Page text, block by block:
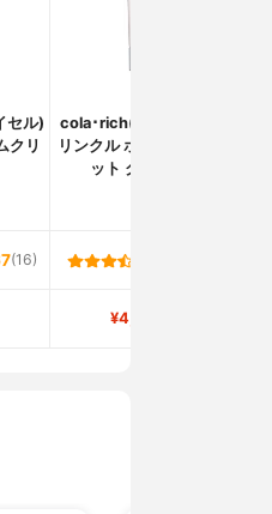
セル)
クリ
cola･rich(コラリッチ)
リンクル ホワイト スポ
ット クリーム
(16)
¥4,400